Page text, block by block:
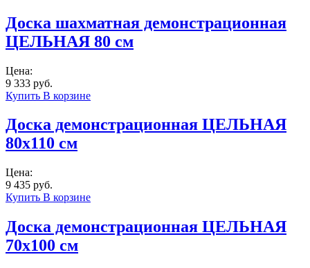
Доска шахматная демонстрационная
ЦЕЛЬНАЯ 80 см
Цена:
9 333 руб.
Купить В корзине
Доска демонстрационная ЦЕЛЬНАЯ
80x110 см
Цена:
9 435 руб.
Купить В корзине
Доска демонстрационная ЦЕЛЬНАЯ
70х100 см